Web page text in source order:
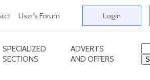
User's Forum Login
SPECIALIZED
SECTIONS
ADVERTS
AND OFFERS